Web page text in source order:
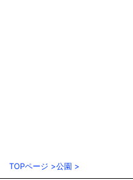
TOPページ >公園 >